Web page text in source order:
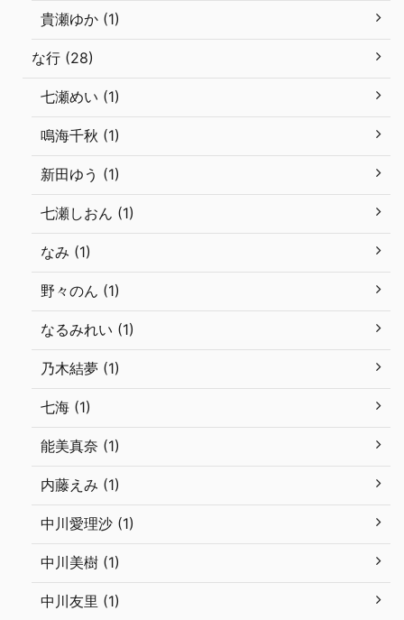
貴瀬ゆか (1)
な行 (28)
七瀬めい (1)
鳴海千秋 (1)
新田ゆう (1)
七瀬しおん (1)
なみ (1)
野々のん (1)
なるみれい (1)
乃木結夢 (1)
七海 (1)
能美真奈 (1)
内藤えみ (1)
中川愛理沙 (1)
中川美樹 (1)
中川友里 (1)